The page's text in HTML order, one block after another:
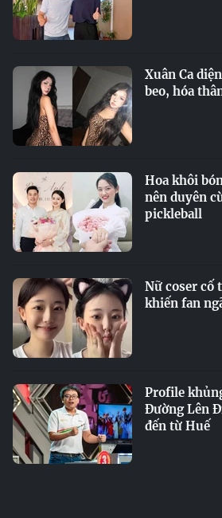
Xuân Ca
beo, hóa
Hoa khôi
nên duyên
pickleball
Nữ coser cố
khiến fan
Profile
Đường Lên
đến từ Huế